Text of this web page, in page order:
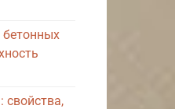
бетонных
свойства,